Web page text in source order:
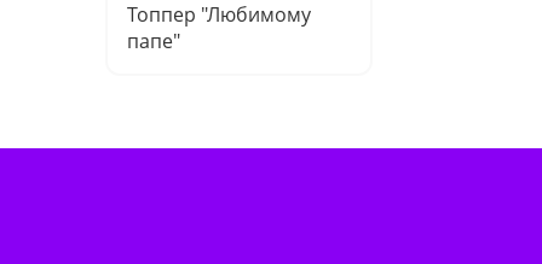
Топпер "Любимому
папе"